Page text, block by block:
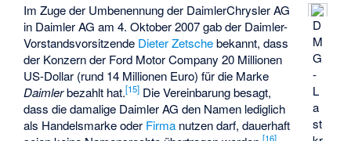
D
M
G
-
L
a
st
Im Zuge der Umbenennung der DaimlerChrysler AG
in Daimler AG am 4. Oktober 2007 gab der Daimler-
Vorstandsvorsitzende Dieter Zetschebekannt, dass
der Konzern der Ford Motor Company 20 Millionen
US-Dollar (rund 14 Millionen Euro) für die Marke
Daimlerbezahlt hat.[15] Die Vereinbarung besagt,
dass die damalige Daimler AG den Namen lediglich
als Handelsmarke oder Firma nutzen darf, dauerhaft
[16]